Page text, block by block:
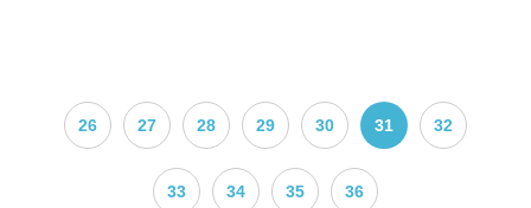
26 27 28 29 30 31 32
33 34 35 36